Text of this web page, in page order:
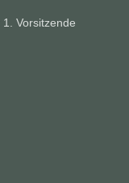
1. Vorsitzende